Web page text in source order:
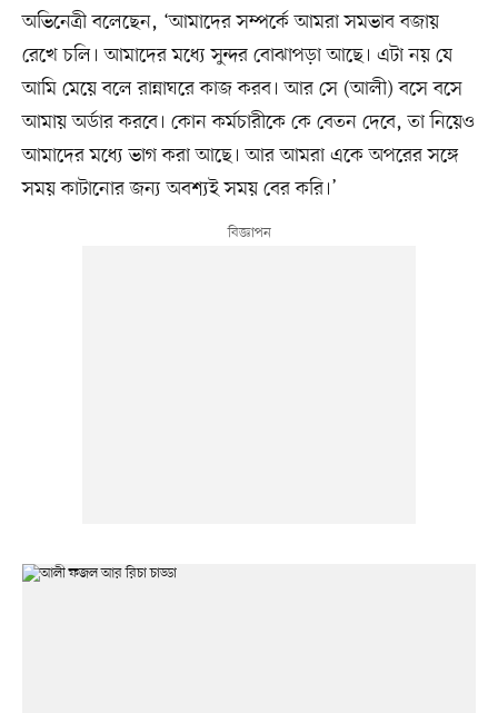
অভিনেত্রী বলেছেন, ‘আমাদের সম্পর্কে আমরা সমভাব বজায়
রেখে চলি। আমাদের মধ্যে সুন্দর বোঝাপড়া আছে। এটা নয় যে
আমি মেয়ে বলে রান্নাঘরে কাজ করব। আর সে (আলী) বসে বসে
আমায় অর্ডার করবে। কোন কর্মচারীকে কে বেতন দেবে, তা নিয়েও
আমাদের মধ্যে ভাগ করা আছে। আর আমরা একে অপরের সঙ্গে
সময় কাটানোর জন্য অবশ্যই সময় বের করি।’